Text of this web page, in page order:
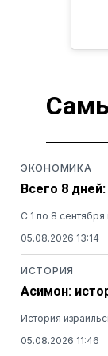
ЭКОНОМИКА
Всего 8
С 1 по 8
05.08.2026 13:14
ИСТОРИЯ
Асимон:
История
05.08.2026 11:46